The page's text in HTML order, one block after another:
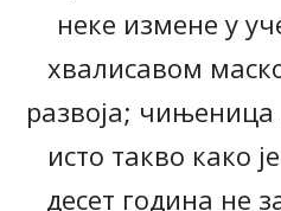
неке измене у
хвалисавом
развоја;
исто такво како
десет година не